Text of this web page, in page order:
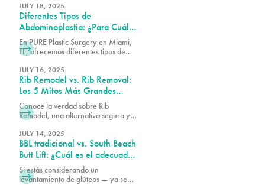
hacer al respecto es esencial para
obtener los mejores resultados
posibles de tu procedimiento.
JULY 18, 2025
Diferentes Tipos de
Abdominoplastia: ¿Para Cuál
Soy Candidato(a)?
En PURE Plastic Surgery en Miami,
FL, ofrecemos diferentes tipos de
Cada enfoque está diseñado para
abordar un conjunto específico de
necesidades.
JULY 16, 2025
Rib Remodel vs. Rib Removal:
Los 5 Mitos Más Grandes
Explicados
Conoce la verdad sobre Rib
Remodel, una alternativa segura y
la cintura sin extraer costillas.
Descubre por qué Pure Plastic
Surgery Miami lidera la revolución
de Rib Remodel.
JULY 14, 2025
BBL tradicional vs. South Beach
Butt Lift: ¿Cuál es el adecuado
para ti?
Si estás considerando un
levantamiento de glúteos — ya sea